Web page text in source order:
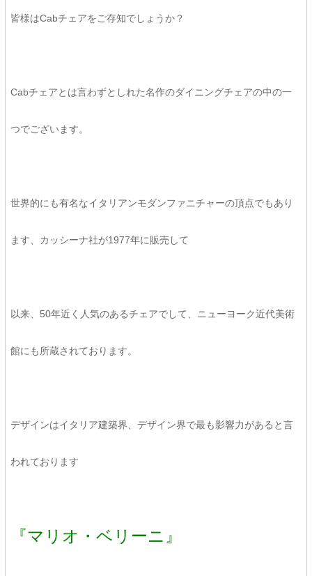
皆様はCabチェアをご存知でしょうか？
Cabチェアとは言わずとしれた名作のダイニングチェアの中の一
つでございます。
世界的にも有名なイタリアンモダンファニチャーの頂点でもあり
ます、カッシーナ社が1977年に販売して
以来、50年近く人気のあるチェアでして、ニューヨーク近代美術
館にも所蔵されております。
デザインはイタリア建築界、デザイン界で最も影響力があると言
われております
『マリオ・ベリーニ』